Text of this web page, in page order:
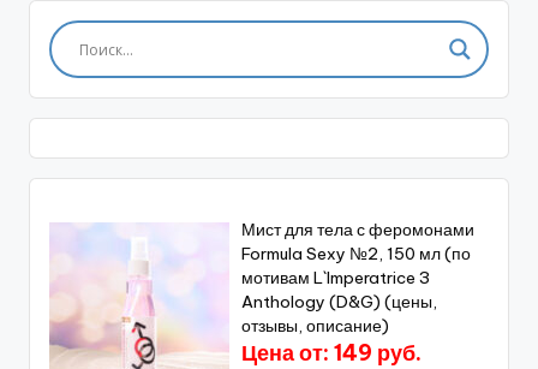
Мист для тела с феромонами
Formula Sexy №2, 150 мл (по
мотивам L`Imperatrice 3
Anthology (D&G) (цены,
отзывы, описание)
Цена от: 149 руб.